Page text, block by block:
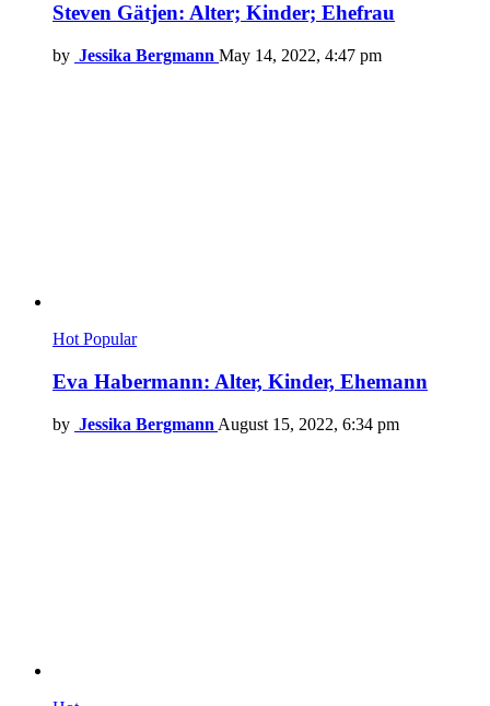
Steven Gätjen: Alter; Kinder; Ehefrau
by Jessika Bergmann May 14, 2022, 4:47 pm
Hot Popular
Eva Habermann: Alter, Kinder, Ehemann
by Jessika Bergmann August 15, 2022, 6:34 pm